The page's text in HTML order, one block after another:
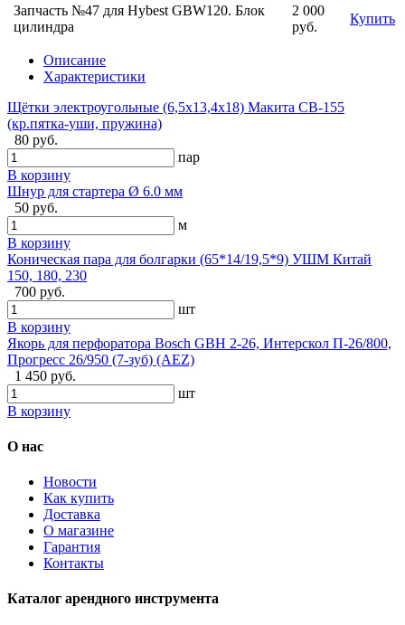
Запчасть №47 для Hybest GBW120. Блок
цилиндра
2 000
руб.
Купить
Описание
Характеристики
Щётки электроугольные (6,5х13,4х18) Макита CB-155
(кр.пятка-уши, пружина)
80 руб.
пар
В корзину
Шнур для стартера Ø 6.0 мм
50 руб.
м
В корзину
Коническая пара для болгарки (65*14/19,5*9) УШМ Китай
150, 180, 230
700 руб.
шт
В корзину
Якорь для перфоратора Bosch GBH 2-26, Интерскол П-26/800,
Прогресс 26/950 (7-зуб) (AEZ)
1 450 руб.
шт
В корзину
О нас
Новости
Как купить
Доставка
О магазине
Гарантия
Контакты
Каталог арендного инструмента